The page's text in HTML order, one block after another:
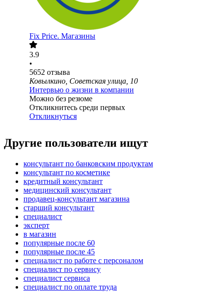
Fix Price. Магазины
3.9
•
5652 отзыва
Ковылкино, Советская улица, 10
Интервью о жизни в компании
Можно без резюме
Откликнитесь среди первых
Откликнуться
Другие пользователи ищут
консультант по банковским продуктам
консультант по косметике
кредитный консультант
медицинский консультант
продавец-консультант магазина
старший консультант
специалист
эксперт
в магазин
популярные после 60
популярные после 45
специалист по работе с персоналом
специалист по сервису
специалист сервиса
специалист по оплате труда